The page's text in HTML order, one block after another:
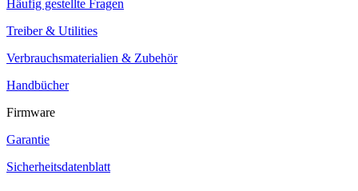
Häufig gestellte Fragen
Treiber & Utilities
Verbrauchsmaterialien & Zubehör
Handbücher
Firmware
Garantie
Sicherheitsdatenblatt